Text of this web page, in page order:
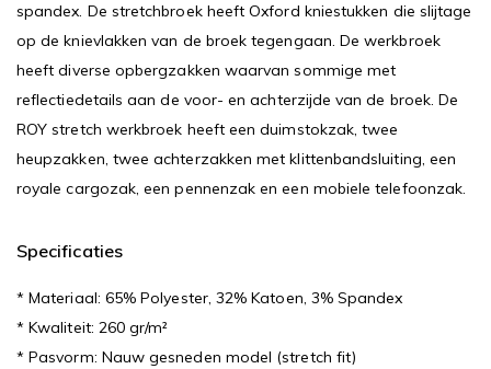
spandex. De stretchbroek heeft Oxford kniestukken die slijtage
op de knievlakken van de broek tegengaan. De werkbroek
heeft diverse opbergzakken waarvan sommige met
reflectiedetails aan de voor- en achterzijde van de broek. De
ROY stretch werkbroek heeft een duimstokzak, twee
heupzakken, twee achterzakken met klittenbandsluiting, een
royale cargozak, een pennenzak en een mobiele telefoonzak.
Specificaties
* Materiaal: 65% Polyester, 32% Katoen, 3% Spandex
* Kwaliteit: 260 gr/m²
* Pasvorm: Nauw gesneden model (stretch fit)